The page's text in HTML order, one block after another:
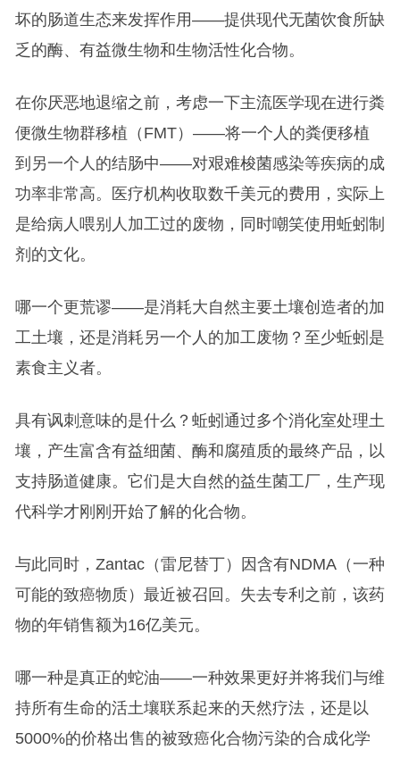
坏的肠道生态来发挥作用——提供现代无菌饮食所缺
乏的酶、有益微生物和生物活性化合物。
在你厌恶地退缩之前，考虑一下主流医学现在进行粪
便微生物群移植（FMT）——将一个人的粪便移植
到另一个人的结肠中——对艰难梭菌感染等疾病的成
功率非常高。医疗机构收取数千美元的费用，实际上
是给病人喂别人加工过的废物，同时嘲笑使用蚯蚓制
剂的文化。
哪一个更荒谬——是消耗大自然主要土壤创造者的加
工土壤，还是消耗另一个人的加工废物？至少蚯蚓是
素食主义者。
具有讽刺意味的是什么？蚯蚓通过多个消化室处理土
壤，产生富含有益细菌、酶和腐殖质的最终产品，以
支持肠道健康。它们是大自然的益生菌工厂，生产现
代科学才刚刚开始了解的化合物。
与此同时，Zantac（雷尼替丁）因含有NDMA（一种
可能的致癌物质）最近被召回。失去专利之前，该药
物的年销售额为16亿美元。
哪一种是真正的蛇油——一种效果更好并将我们与维
持所有生命的活土壤联系起来的天然疗法，还是以
5000%的价格出售的被致癌化合物污染的合成化学